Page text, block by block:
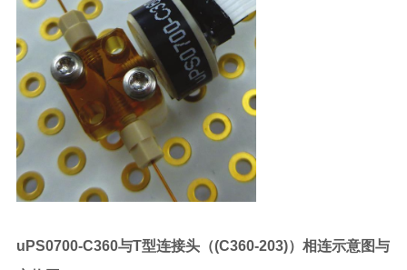
uPS0700-C360与T型连接头（(C360-203)）相连示意图与